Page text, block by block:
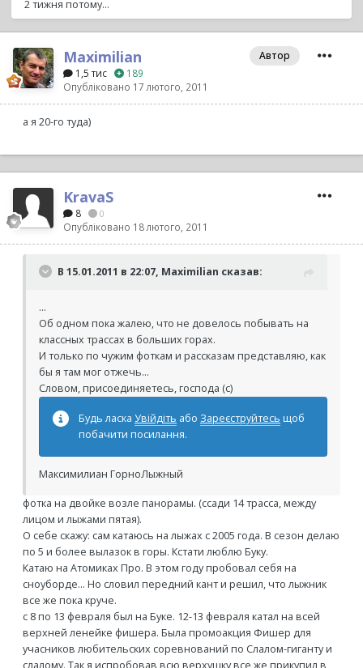
2 тижня потому...
Maximilian
1,5 тис
189
Опубліковано 17 лютого, 2011
Автор
а я 20-го туда)
KravaS
8 0
Опубліковано 18 лютого, 2011
В 15.01.2011 в 22:07, Maximilian сказав:
...
Об одном пока жалею, что не довелось побывать на
классных трассах в больших горах.
И только по чужим фоткам и рассказам представляю, как
бы я там мог отжечь...
Словом, присоединяетесь, господа (с)
Будь ласка Увійдіть або Зареєструйтесь щоб
побачити посилання.
Максимилиан ГорноЛыжный
фотка на двойке возле панорамы. (ссади 14 трасса, между
лицом и лыжами пятая).
О себе скажу: сам катаюсь на лыжах с 2005 года. В сезон делаю
по 5 и более вылазок в горы. Кстати люблю Буку.
Катаю на Атомиках Про. В этом году пробовал себя на
сноуборде... Но словил передний кант и решил, что лыжник
все же пока круче.
с 8 по 13 февраля был на Буке. 12-13 февраля катал на всей
верхней ленейке фишера. Была промоакция Фишер для
учасников любительских соревнований по Слалом-гиганту и
слалому. Так я испробовав всю верхушку все же прикупил в